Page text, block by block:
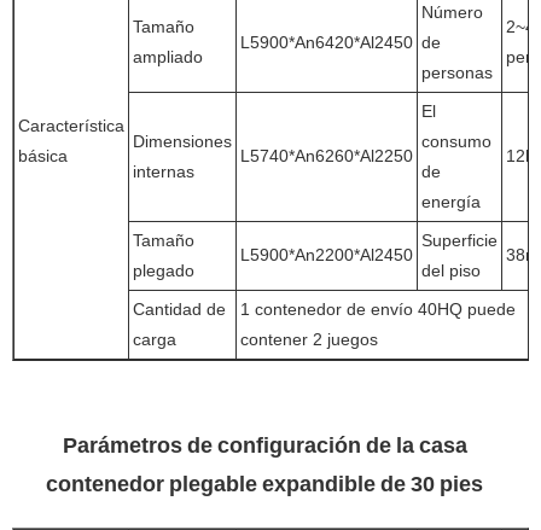
Característica
básica
Tamaño
ampliado
L5900*An6420*Al2450
Número
de
personas
2~4
Dimensiones
internas
L5740*An6260*Al2250
El
consumo
de
energía
Tamaño
plegado
L5900*An2200*Al2450
Superficie
del piso
Cantidad de
carga
1 contenedor de envío 40HQ puede
contener 2 juegos
Parámetros de configuración de la casa
contenedor plegable expandible de 30 pies